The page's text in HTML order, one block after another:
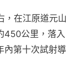
，在江原道元山
450公里，落入
內第十次試射導